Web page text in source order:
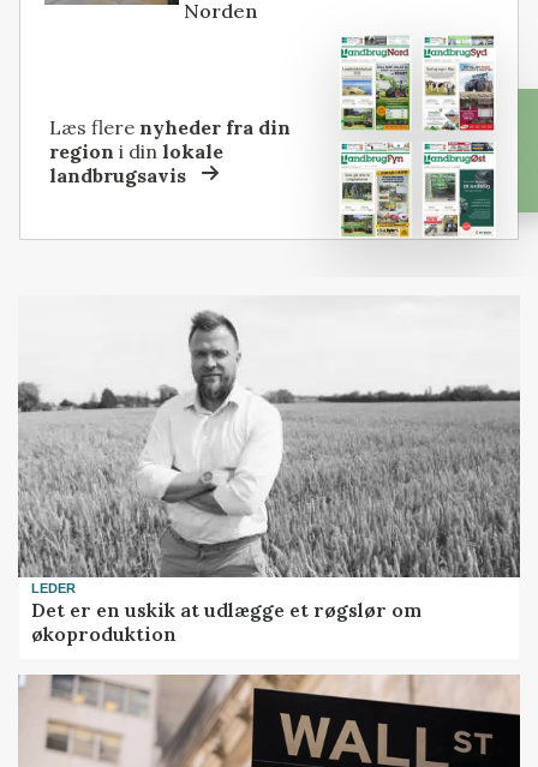
Norden
Læs flere nyheder fra din
region i dinlokale
landbrugsavis
LEDER
Det er en uskik at udlægge et røgslør om
økoproduktion